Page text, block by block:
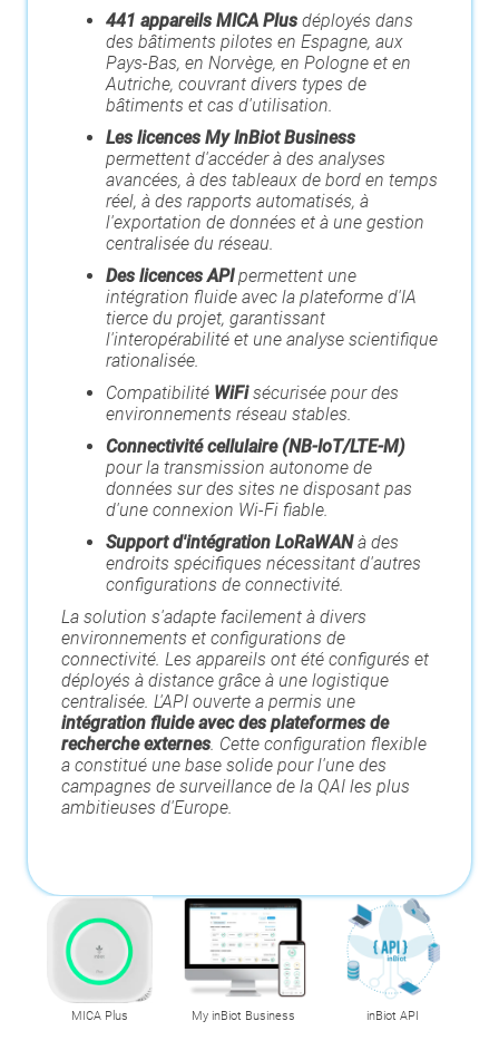
441 appareils MICA Plus déployés dans
des bâtiments pilotes en Espagne, aux
Pays-Bas, en Norvège, en Pologne et en
Autriche, couvrant divers types de
bâtiments et cas d'utilisation.
Les licences My InBiot Business
permettent d'accéder à des analyses
avancées, à des tableaux de bord en temps
réel, à des rapports automatisés, à
l'exportation de données et à une gestion
centralisée du réseau.
Des licences APIpermettent une
intégration fluide avec la plateforme d'IA
tierce du projet, garantissant
l'interopérabilité et une analyse scientifique
rationalisée.
Compatibilité WiFisécurisée pour des
environnements réseau stables.
Connectivité cellulaire (NB-IoT/LTE-M)
pour la transmission autonome de
données sur des sites ne disposant pas
d'une connexion Wi-Fi fiable.
Support d'intégration LoRaWANà des
endroits spécifiques nécessitant d'autres
configurations de connectivité.
La solution s'adapte facilement à divers
environnements et configurations de
connectivité. Les appareils ont été configurés et
déployés à distance grâce à une logistique
centralisée. L'API ouverte a permis une
intégration fluide avec des plateformes de
recherche externes . Cette configuration flexible
a constitué une base solide pour l'une des
campagnes de surveillance de la QAI les plus
ambitieuses d'Europe.
MICA Plus My inBiot Business inBiot API